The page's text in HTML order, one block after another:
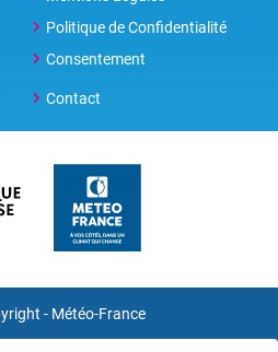
Politique de Confidentialité
Consentement
Contact
- Météo-France